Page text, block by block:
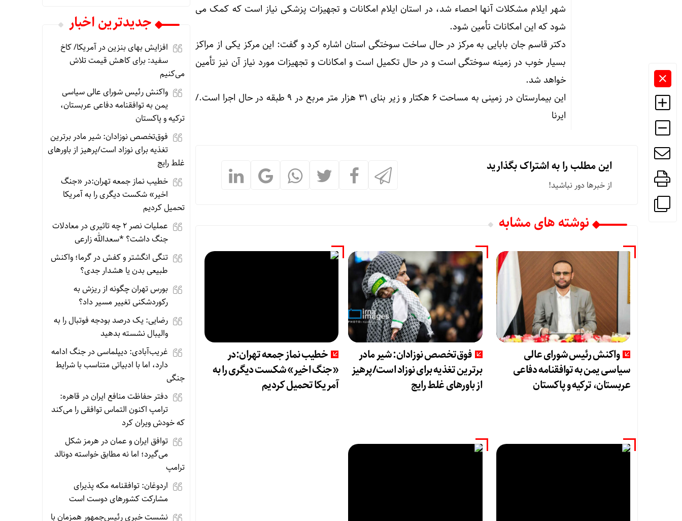
شهر ایلام مشکلات آنها احصاء شد، در استان ایلام امکانات و تجهیزات پزشکی نیاز است که کمک می
شود که این امکانات تأمین شود.
دکتر قاسم جان بابایی به مرکز در حال ساخت سوختگی استان اشاره کرد و گفت: این مرکز یکی از مراکز
بسیار خوب در زمینه سوختگی است و در حال تکمیل است و امکانات و تجهیزات مورد نیاز آن نیز تأمین
خواهد شد.
این بیمارستان در زمینی به مساحت ۶ هکتار و زیر بنای ۳۱ هزار متر مربع در ۹ طبقه در حال اجرا است./
ایرنا
این مطلب را به اشتراک بگذارید
از خبرها دور نباشید!
نوشته های مشابه
واکنش رئیس شورای عالی
سیاسی یمن به توافقنامه دفاعی
عربستان، ترکیه و پاکستان
فوق‌تخصص نوزادان: شیر مادر
برترین تغذیه برای نوزاد است/پرهیز
از باورهای غلط رایج
خطیب نماز جمعه تهران:در
«جنگ اخیر» شکست دیگری را به
آمریکا تحمیل کردیم
جديدترين اخبار
افزایش بهای بنزین در آمریکا/ کاخ
سفید: برای کاهش قیمت تلاش
می‌کنیم
واکنش رئیس شورای عالی سیاسی
یمن به توافقنامه دفاعی عربستان،
ترکیه و پاکستان
فوق‌تخصص نوزادان: شیر مادر برترین
تغذیه برای نوزاد است/پرهیز از باورهای
غلط رایج
خطیب نماز جمعه تهران:در «جنگ
اخیر» شکست دیگری را به آمریکا
تحمیل کردیم
عملیات نصر ۲ چه تاثیری در معادلات
جنگ داشت؟ *سعدالله زارعی
تنگی انگشتر و کفش در گرما؛ واکنش
طبیعی بدن یا هشدار جدی؟
بورس تهران چگونه از ریزش به
رکوردشکنی تغییر مسیر داد؟
رضایی: یک درصد بودجه فوتبال را به
والیبال نشسته بدهید
غریب‌آبادی: دیپلماسی در جنگ ادامه
دارد، اما با ادبیاتی متناسب با شرایط
جنگی
دفتر حفاظت منافع ایران در قاهره:
ترامپ اکنون التماس توافقی را می‌کند
که خودش ویران کرد
توافق ایران و عمان در هرمز شکل
می‌گیرد؛ اما نه مطابق خواسته دونالد
ترامپ
اردوغان: توافقنامه مکه پذیرای
مشارکت کشورهای دوست است
نشست خبری رئیس‌جمهور همزمان با